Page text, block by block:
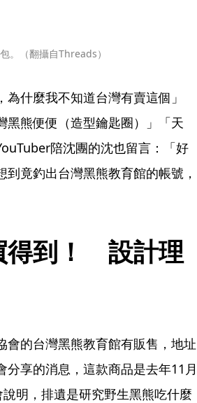
。（翻攝自Threads）
什麼我不知道台灣有賣這個」
黑熊便便（造型鑰匙圈）」「天
陪沈團的沈也留言：「好
竟釣出台灣黑熊教育館的帳號，
到！　設計理
的台灣黑熊教育館有販售，地址
享的消息，這款商品是去年11月
明，排遺是研究野生黑熊吃什麼